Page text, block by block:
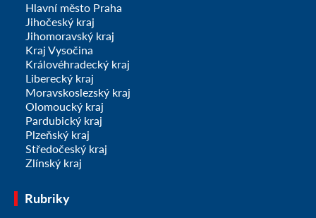
Hlavní město Praha
Jihočeský kraj
Jihomoravský kraj
Kraj Vysočina
Královéhradecký kraj
Liberecký kraj
Moravskoslezský kraj
Olomoucký kraj
Pardubický kraj
Plzeňský kraj
Středočeský kraj
Zlínský kraj
Rubriky